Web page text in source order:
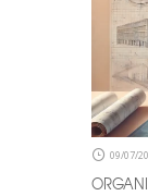
09/07/